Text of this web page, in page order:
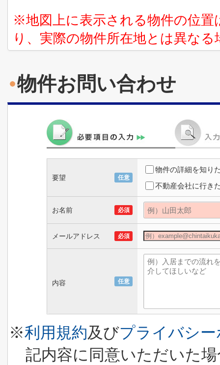
※地図上に表示される物件の位
り、実際の物件所在地とは異な
物件お問い合わせ
要望 任意
物件の詳細を知り
不動産会社に行き
お名前 必須
メールアドレス 必須
内容 任意
※利用規約及びプライバシ
記内容に同意いただいた